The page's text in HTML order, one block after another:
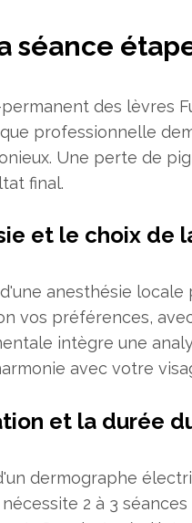
séance
des lèvres
professionnelle
Une perte de
final.
et le choix de
anesthésie
vos préférences,
intègre une
avec votre
et la durée
dermographe
2 à 3